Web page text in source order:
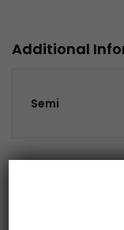
Additional
Semi